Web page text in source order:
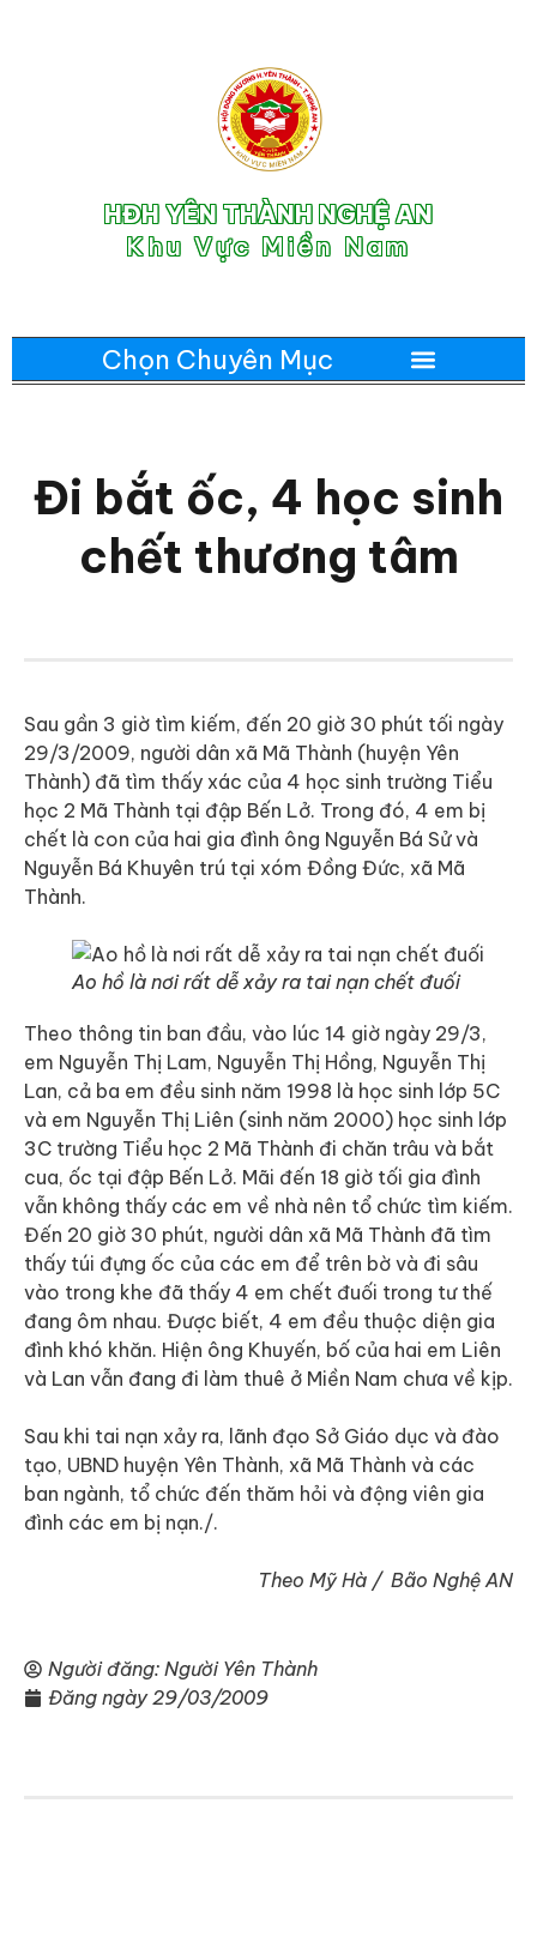
HĐH YÊN THÀNH NGHỆ AN
Khu Vực Miền Nam
Đi bắt ốc, 4 học sinh
chết thương tâm
Sau gần 3 giờ tìm kiếm, đến 20 giờ 30 phút tối ngày
29/3/2009, người dân xã Mã Thành (huyện Yên
Thành) đã tìm thấy xác của 4 học sinh trường Tiểu
học 2 Mã Thành tại đập Bến Lở. Trong đó, 4 em bị
chết là con của hai gia đình ông Nguyễn Bá Sử và
Nguyễn Bá Khuyên trú tại xóm Đồng Đức, xã Mã
Thành.
Ao hồ là nơi rất dễ xảy ra tai nạn chết đuối
Theo thông tin ban đầu, vào lúc 14 giờ ngày 29/3,
em Nguyễn Thị Lam, Nguyễn Thị Hồng, Nguyễn Thị
Lan, cả ba em đều sinh năm 1998 là học sinh lớp 5C
và em Nguyễn Thị Liên (sinh năm 2000) học sinh lớp
3C trường Tiểu học 2 Mã Thành đi chăn trâu và bắt
cua, ốc tại đập Bến Lở. Mãi đến 18 giờ tối gia đình
vẫn không thấy các em về nhà nên tổ chức tìm kiếm.
Đến 20 giờ 30 phút, người dân xã Mã Thành đã tìm
thấy túi đựng ốc của các em để trên bờ và đi sâu
vào trong khe đã thấy 4 em chết đuối trong tư thế
đang ôm nhau. Được biết, 4 em đều thuộc diện gia
đình khó khăn. Hiện ông Khuyến, bố của hai em Liên
và Lan vẫn đang đi làm thuê ở Miền Nam chưa về kịp.
Sau khi tai nạn xảy ra, lãnh đạo Sở Giáo dục và đào
tạo, UBND huyện Yên Thành, xã Mã Thành và các
ban ngành, tổ chức đến thăm hỏi và động viên gia
đình các em bị nạn./.
Theo Mỹ Hà / Bão Nghệ AN
Người đăng: Người Yên Thành
Đăng ngày 29/03/2009